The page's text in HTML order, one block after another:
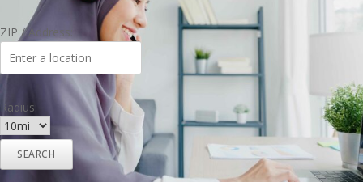
ZIP / Address:
Radius: